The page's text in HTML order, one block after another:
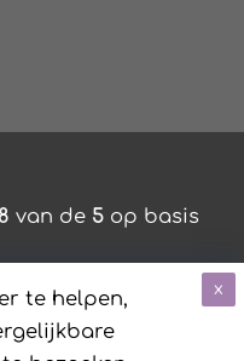
van de 5 op basis
x
te helpen,